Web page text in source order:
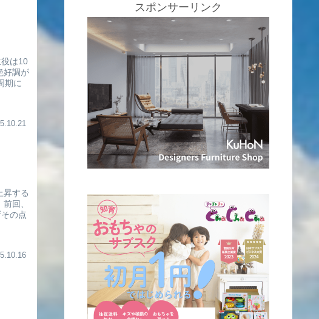
は10
好調が
期に
昇する
回、
の点
スポンサーリンク